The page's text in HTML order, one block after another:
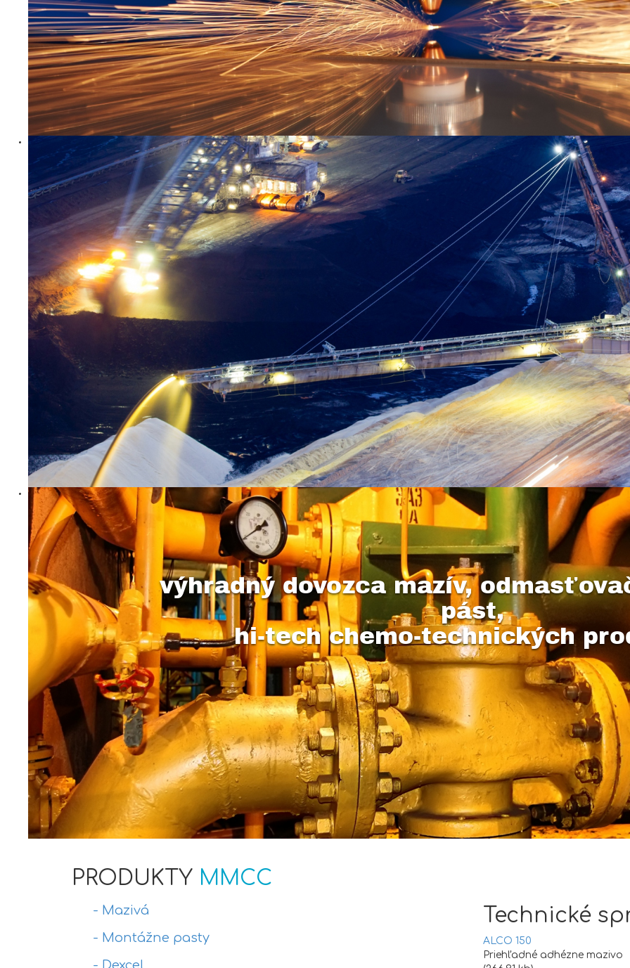
výhradný dovozca mazív,
pást,
hi-tech chemo-technických
PRODUKTY MMCC
- Mazivá
- Montážne pasty
- Dexcel
Technické
ALCO 150
Priehľadné adhézne mazivo